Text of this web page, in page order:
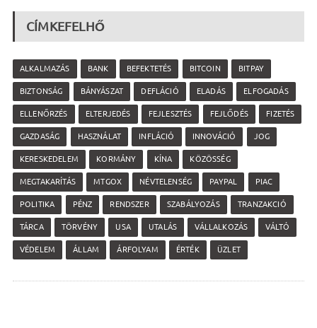
CÍMKEFELHŐ
ALKALMAZÁS BANK BEFEKTETÉS BITCOIN BITPAY
BIZTONSÁG BÁNYÁSZAT DEFLÁCIÓ ELADÁS ELFOGADÁS
ELLENŐRZÉS ELTERJEDÉS FEJLESZTÉS FEJLŐDÉS FIZETÉS
GAZDASÁG HASZNÁLAT INFLÁCIÓ INNOVÁCIÓ JOG
KERESKEDELEM KORMÁNY KÍNA KÖZÖSSÉG
MEGTAKARÍTÁS MTGOX NÉVTELENSÉG PAYPAL PIAC
POLITIKA PÉNZ RENDSZER SZABÁLYOZÁS TRANZAKCIÓ
TÁRCA TÖRVÉNY USA UTALÁS VÁLLALKOZÁS VÁLTÓ
VÉDELEM ÁLLAM ÁRFOLYAM ÉRTÉK ÜZLET